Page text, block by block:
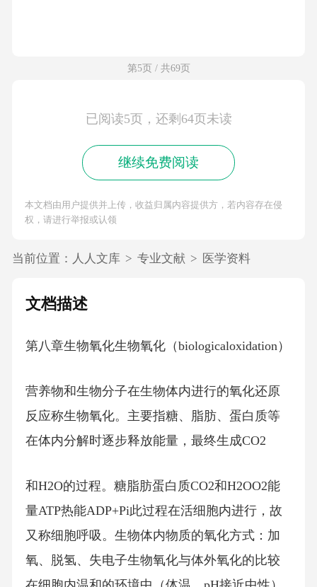
第5页 / 共69页
已阅读5页，还剩64页未读
继续免费阅读
本文档由用户提供并上传，收益归属内容提供方，若内容存在侵
权，请进行举报或认领
当前位置： 人人文库 > 专业文献 > 医学资料
文档描述
第八章生物氧化生物氧化（biologicaloxidation）
营养物和生物分子在生物体内进行的氧化还原
反应称生物氧化。主要指糖、脂肪、蛋白质等
在体内分解时逐步释放能量，最终生成CO2
和H2O的过程。糖脂肪蛋白质CO2和H2OO2能
量ATP热能ADP+Pi此过程在活细胞内进行，故
又称细胞呼吸。生物体内物质的氧化方式：加
氧、脱氢、失电子生物氧化与体外氧化的比较